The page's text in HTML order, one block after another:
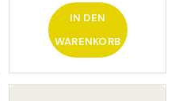
weißes, blondes und
gebleichtes Haar
IN DEN
WARENKORB